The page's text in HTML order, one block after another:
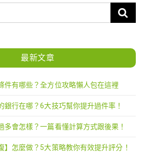
最新文章
件有哪些？全方位攻略懶人包在這裡
銀行在哪？6大技巧幫你提升過件率！
多會怎樣？一篇看懂計算方式跟後果！
】怎麼做？5大策略教你有效提升評分！